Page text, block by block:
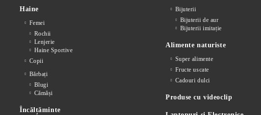
Haine
Femei
Rochii
Lenjerie
Haine Sportive
Copii
Bărbați
Blugi
Cămăși
Încălțăminte
Bijuterii
Bijuterii de aur
Bijuterii imitație
Alimente naturiste
Super alimente
Fructe uscate
Cadouri dulci
Produse cu videoclip